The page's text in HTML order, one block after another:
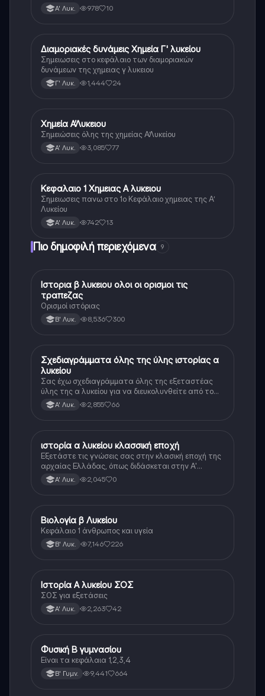
Α' Λυκ. 978 10
Χημεία
Διαμοριακές δυνάμεις Χημεία Γ' λυκείου
Σημειωσεις στο κεφάλαιο των διαμοριακών
δυνάμεων της χημειας γ λυκειου
Γ' Λυκ. 1,444 24
Χημεία
Χημεία Α’Λυκειου
Σημειώσεις όλης της χημείας Α’Λυκείου
Α' Λυκ. 3,085 77
Χημεία
Κεφαλαιο 1 Χημειας Α λυκειου
Σημειωσεις πανω στο 1ο Κεφάλαιο χημειας της Α’
Λυκείου
Α' Λυκ. 742 13
Πιο δημοφιλή περιεχόμενα 9
Ιστορία
Ιστορια β λυκειου ολοι οι ορισμοι τις
τραπεζας
Ορισμοί ιστόριας
Β' Λυκ. 8,536 300
Ιστορία
Σχεδιαγράμματα όλης της ύλης ιστορίας α
λυκείου
Σας έχω σχεδιαγράμματα όλης της εξεταστέας
ύλης της α λυκείου για να διευκολυνθείτε από το
τεράστιο βάρος του βιβλίου
Α' Λυκ. 2,855 66
Ιστορία
ιστορία α λυκείου κλασσική εποχή
Εξετάστε τις γνώσεις σας στην κλασική εποχή της
αρχαίας Ελλάδας, όπως διδάσκεται στην Α'
Λυκείου.Α' Λυκ. 2,045 0
Βιολογία
Βιολογία β Λυκείου
Κεφάλαιο 1 άνθρωπος και υγεία
Β' Λυκ. 7,146 226
Ιστορία
Ιστορία Α λυκείου ΣΟΣ
ΣΟΣ για εξετάσεις
Α' Λυκ. 2,263 42
Φυσική
Φυσική Β γυμνασίου
Είναι τα κεφάλαια 1,2,3,4
Β' Γυμν. 9,441 664